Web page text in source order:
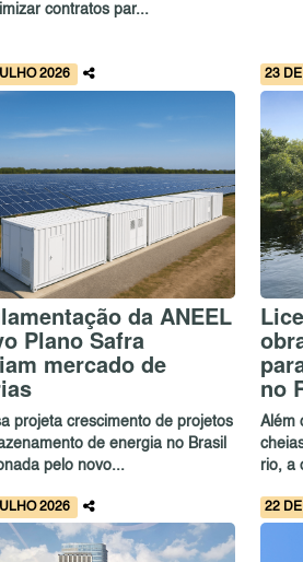
contratos par...
2026
da ANEEL
Plano Safra
mercado de
projeta crescimento de projetos
de energia no Brasil
pelo novo...
23
no
Além
rio, a
2026 22